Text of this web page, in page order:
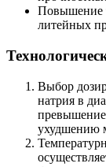
Повышение
литейных
Выбор
натрия в
ухудшению